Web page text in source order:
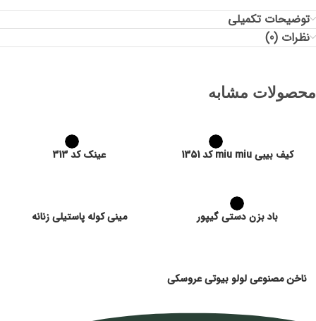
توضیحات تکمیلی
نظرات (0)
محصولات مشابه
کیف بیبی miu miu کد 1351 عینک کد 313
باد بزن دستی گیپور مینی کوله پاستیلی زنانه
ناخن مصنوعی لولو بیوتی عروسکی